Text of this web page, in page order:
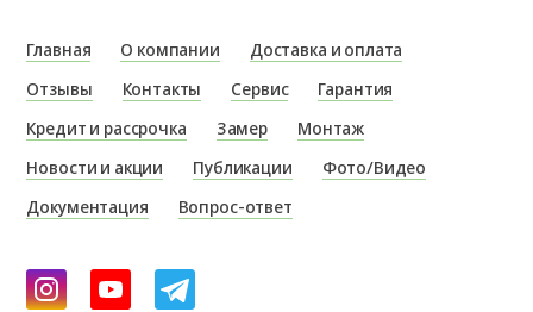
Главная О компании
Доставка и оплата
Отзывы
Контакты Сервис
Гарантия
Кредит и рассрочка
Замер
Монтаж
Новости и акции
Публикации
Фото/Видео
Документация
Вопрос-ответ